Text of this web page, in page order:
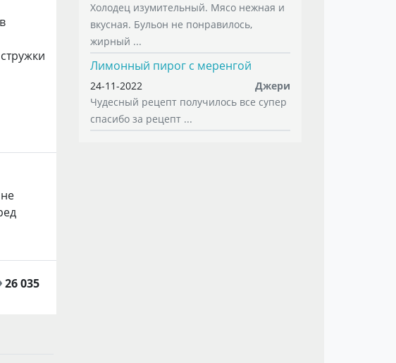
26 035
Холодец изумительный. Мясо нежная и
вкусная. Бульон не понравилось,
жирный ...
Лимонный пирог с меренгой
24-11-2022
Джери
Чудесный рецепт получилось все супер
спасибо за рецепт ...